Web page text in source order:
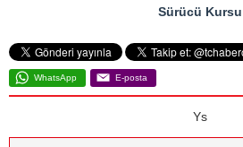
Sürücü Kursu
WhatsApp E-posta
Ys